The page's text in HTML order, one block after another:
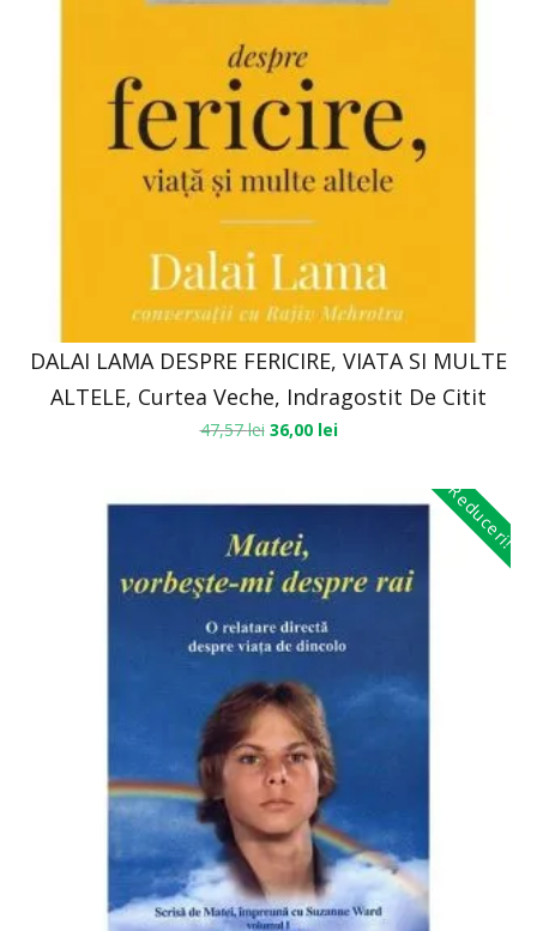
DALAI LAMA DESPRE FERICIRE, VIATA SI MULTE
ALTELE, Curtea Veche, Indragostit De Citit
47,57lei 36,00 lei
Reduceri!